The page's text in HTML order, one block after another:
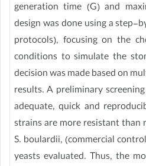
generation time (G) and
design was done using a step-
protocols), focusing on the
conditions to simulate the
decision was made based on
results. A preliminary
adequate, quick and
strains are more resistant than
S. boulardii, (commercial
yeasts evaluated. Thus, the